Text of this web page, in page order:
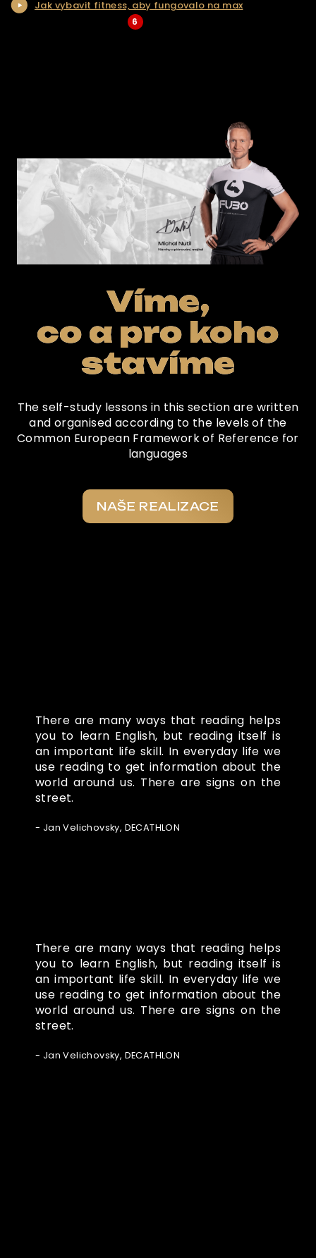
KONTAKT
Jak vybavit fitness, aby fungovalo na max
6
Víme,
co a pro koho
stavíme
The self-study lessons in this section are written
and organised according to the levels of the
Common European Framework of Reference for
languages
NAŠE REALIZACE
There are many ways that reading helps
you to learn English, but reading itself is
an important life skill. In everyday life we
use reading to get information about the
world around us. There are signs on the
street.
- Jan Velichovsky, DECATHLON
There are many ways that reading helps
you to learn English, but reading itself is
an important life skill. In everyday life we
use reading to get information about the
world around us. There are signs on the
street.
- Jan Velichovsky, DECATHLON